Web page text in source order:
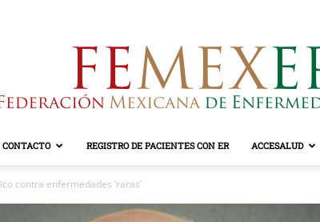
CONTACTO REGISTRO DE PACIENTES CON ER ACCESALUD
contra enfermedades ‘raras’